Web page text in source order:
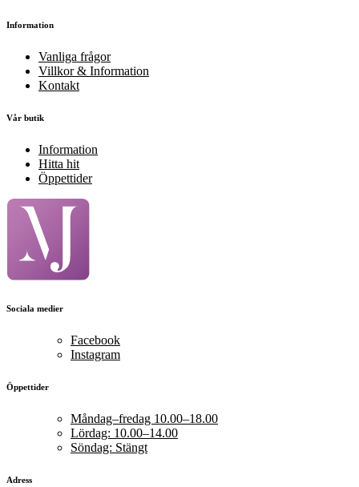
Information
Vanliga frågor
Villkor & Information
Kontakt
Vår butik
Information
Hitta hit
Öppettider
Sociala medier
Facebook
Instagram
Öppettider
Måndag–fredag 10.00–18.00
Lördag: 10.00–14.00
Söndag: Stängt
Adress